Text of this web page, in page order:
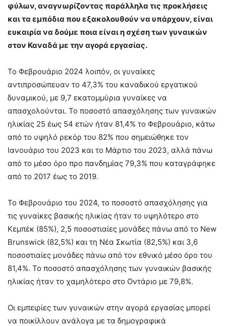
φύλων, αναγνωρίζοντας παράλληλα τις προκλήσεις
και τα εμπόδια που εξακολουθούν να υπάρχουν, είναι
ευκαιρία να δούμε ποια είναι η σχέση των γυναικών
στον Καναδά με την αγορά εργασίας.
Το Φεβρουάριο 2024 λοιπόν, οι γυναίκες
αντιπροσώπευαν το 47,3% του καναδικού εργατικού
δυναμικού, με 9,7 εκατομμύρια γυναίκες να
απασχολούνται. Το ποσοστό απασχόλησης των γυναικών
ηλικίας 25 έως 54 ετών ήταν 81,4% το Φεβρουάριο, κάτω
από το υψηλό ρεκόρ του 82% που σημειώθηκε τον
Ιανουάριο του 2023 και το Μάρτιο του 2023, αλλά πάνω
από το μέσο όρο προ πανδημίας 79,3% που καταγράφηκε
από το 2017 έως το 2019.
Το Φεβρουάριο του 2024, το ποσοστό απασχόλησης για
τις γυναίκες βασικής ηλικίας ήταν το υψηλότερο στο
Κεμπέκ (85%), 2,5 ποσοστιαίες μονάδες πάνω από το New
Brunswick (82,5%) και τη Νέα Σκωτία (82,5%) και 3,6
ποσοστιαίες μονάδες πάνω από τον εθνικό μέσο όρο του
81,4%. Το ποσοστό απασχόλησης των γυναικών βασικής
ηλικίας ήταν το χαμηλότερο στο Οντάριο με 79,8%.
Οι εμπειρίες των γυναικών στην αγορά εργασίας μπορεί
να ποικίλλουν ανάλογα με τα δημογραφικά